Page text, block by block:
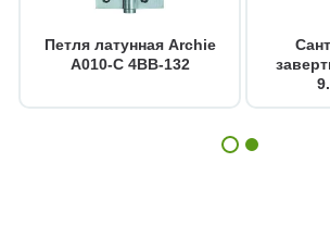
Петля латунная Archie
A010-C 4BB-132